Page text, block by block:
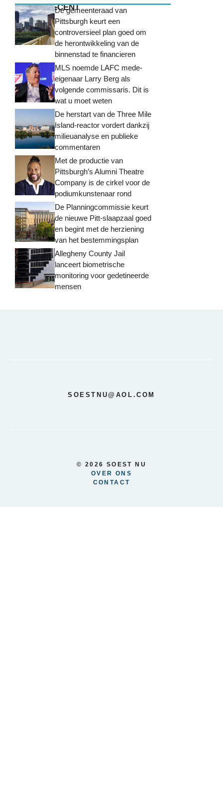
MEEST RECENTDe gemeenteraad van
Pittsburgh keurt een
controversieel plan goed om
de herontwikkeling van de
binnenstad te financieren
MLS noemde LAFC mede-
eigenaar Larry Berg als
volgende commissaris. Dit is
wat u moet weten
De herstart van de Three Mile
Island-reactor vordert dankzij
milieuanalyse en publieke
commentaren
Met de productie van
Pittsburgh’s Alumni Theatre
Company is de cirkel voor de
podiumkunstenaar rond
De Planningcommissie keurt
de nieuwe Pitt-slaapzaal goed
en begint met de herziening
van het bestemmingsplan
Allegheny County Jail
lanceert biometrische
monitoring voor gedetineerde
mensen
SOESTNU@AOL.COM
© 2026 SOEST NU
OVER ONS
CONTACT